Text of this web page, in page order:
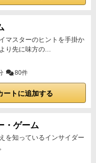
マスターのヒントを手掛か
り先に味方の...
80件
ートに追加する
・ゲーム
を知っているインサイダー